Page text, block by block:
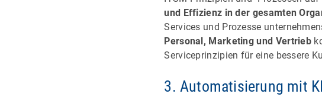
und Effizienz in der gesamten
Services und Prozesse
Personal, Marketing und Vertrieb
Serviceprinzipien für eine bessere
3. Automatisierung mit